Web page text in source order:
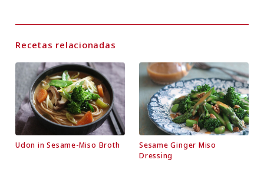
Recetas relacionadas
Udon in Sesame-Miso Broth
Sesame Ginger Miso
Dressing